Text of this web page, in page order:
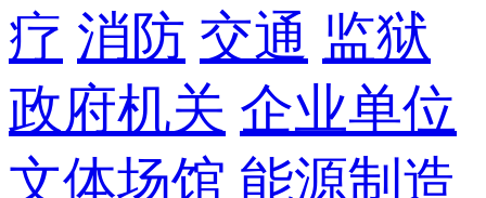
疗 消防 交通 监狱
政府机关 企业单位
文体场馆 能源制造